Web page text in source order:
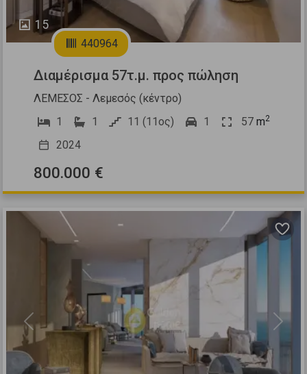
15
440964
Διαμέρισμα 57τ.μ. προς πώληση
ΛΕΜΕΣΟΣ - Λεμεσός (κέντρο)
1
1 11 (11ος) 1 57 m2
2024
800.000 €
Previous Next